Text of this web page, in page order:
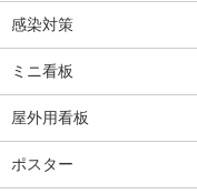
感染対策
ミニ看板
屋外用看板
ポスター